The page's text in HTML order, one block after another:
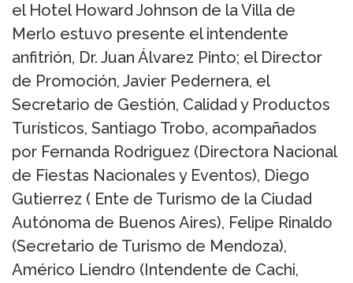
el Hotel Howard Johnson de la Villa de
Merlo estuvo presente el intendente
anfitrión, Dr. Juan Álvarez Pinto; el Director
de Promoción, Javier Pedernera, el
Secretario de Gestión, Calidad y Productos
Turísticos, Santiago Trobo, acompañados
por Fernanda Rodriguez (Directora Nacional
de Fiestas Nacionales y Eventos), Diego
Gutierrez ( Ente de Turismo de la Ciudad
Autónoma de Buenos Aires), Felipe Rinaldo
(Secretario de Turismo de Mendoza),
Américo Liendro (Intendente de Cachi,